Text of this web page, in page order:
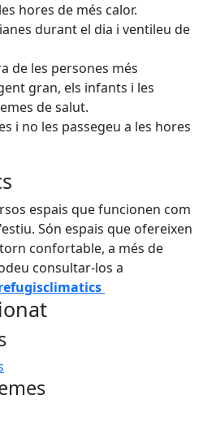
hores de més calor.
durant el dia i ventileu de
de les persones més
gran, els infants i les
de salut.
i no les passegeu a les hores
espais que funcionen com
Són espais que ofereixen
confortable, a més de
consultar-los a